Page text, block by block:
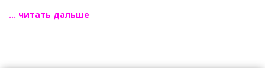
... читать дальше